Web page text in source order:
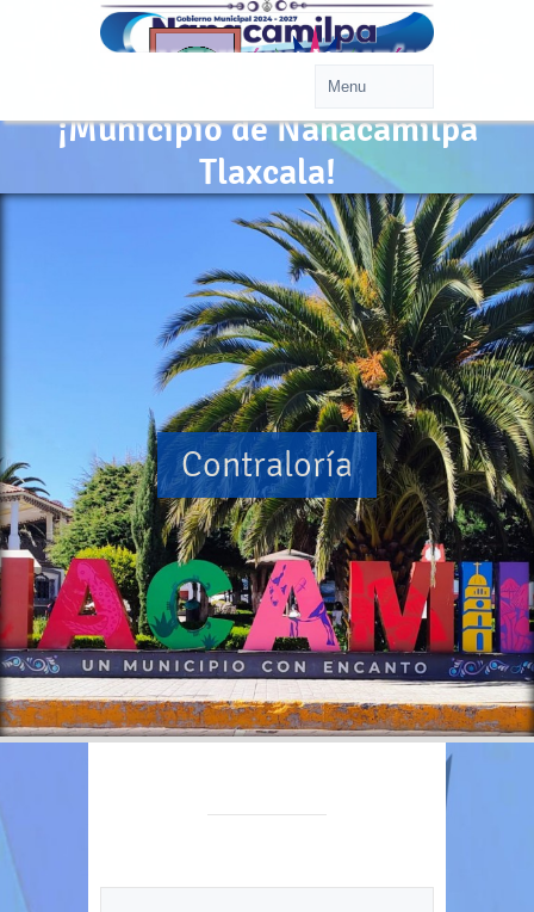
¡Municipio de Nanacamilpa
Tlaxcala!
Contraloría